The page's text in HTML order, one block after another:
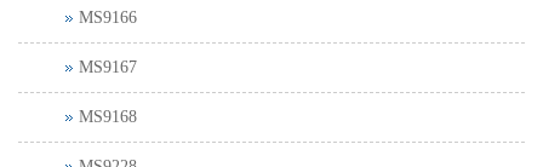
MS9166
MS9167
MS9168